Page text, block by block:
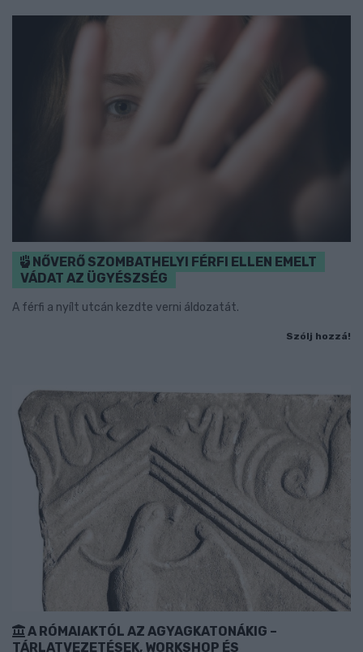
NŐVERŐ SZOMBATHELYI FÉRFI ELLEN EMELT
VÁDAT AZ ÜGYÉSZSÉG
A férfi a nyílt utcán kezdte verni áldozatát.
Szólj hozzá!
A RÓMAIAKTÓL AZ AGYAGKATONÁKIG –
TÁRLATVEZETÉSEK, WORKSHOP ÉS